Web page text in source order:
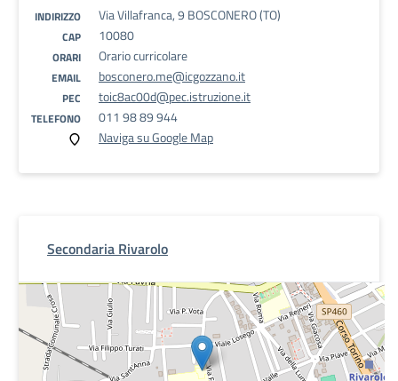
INDIRIZZO Via Villafranca, 9 BOSCONERO (TO)
CAP 10080
ORARI Orario curricolare
EMAIL bosconero.me@icgozzano.it
PEC toic8ac00d@pec.istruzione.it
TELEFONO
011 98 89 944
Naviga su Google Map
Secondaria Rivarolo